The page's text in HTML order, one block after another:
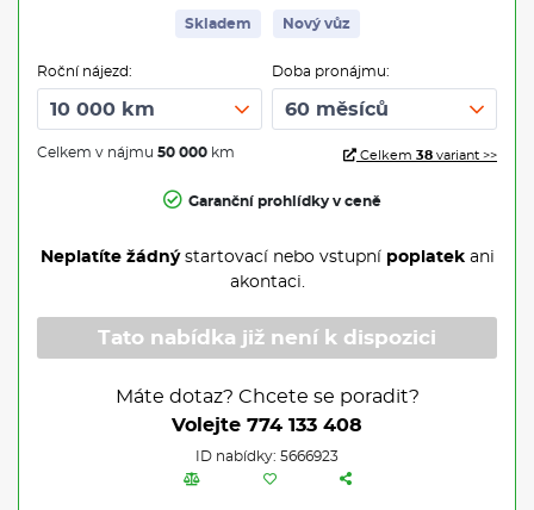
Skladem Nový vůz
Roční nájezd:
Celkem v nájmu 50 000 km
Doba pronájmu:
Celkem 38 variant >>
Garanční prohlídky v ceně
Neplatíte žádnýstartovací nebo vstupní poplatekani
akontaci.
Tato nabídka již není k dispozici
Máte dotaz? Chcete se poradit?
Volejte 774 133 408
ID nabídky: 5666923